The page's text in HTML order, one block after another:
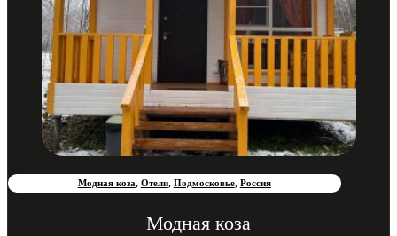
Модная коза, Отели, Подмосковье, Россия
Модная коза